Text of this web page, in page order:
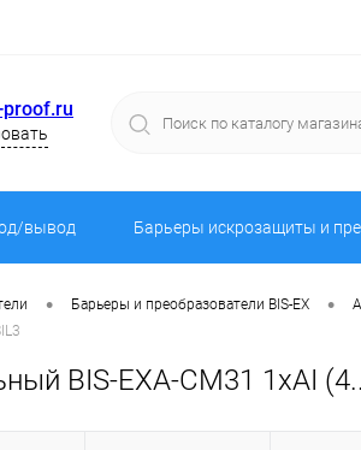
proof.ru
вывод Барьеры искрозащиты и
• Барьеры и преобразователи BIS-EX • AI
BIS-EXA-CM31 1хAI